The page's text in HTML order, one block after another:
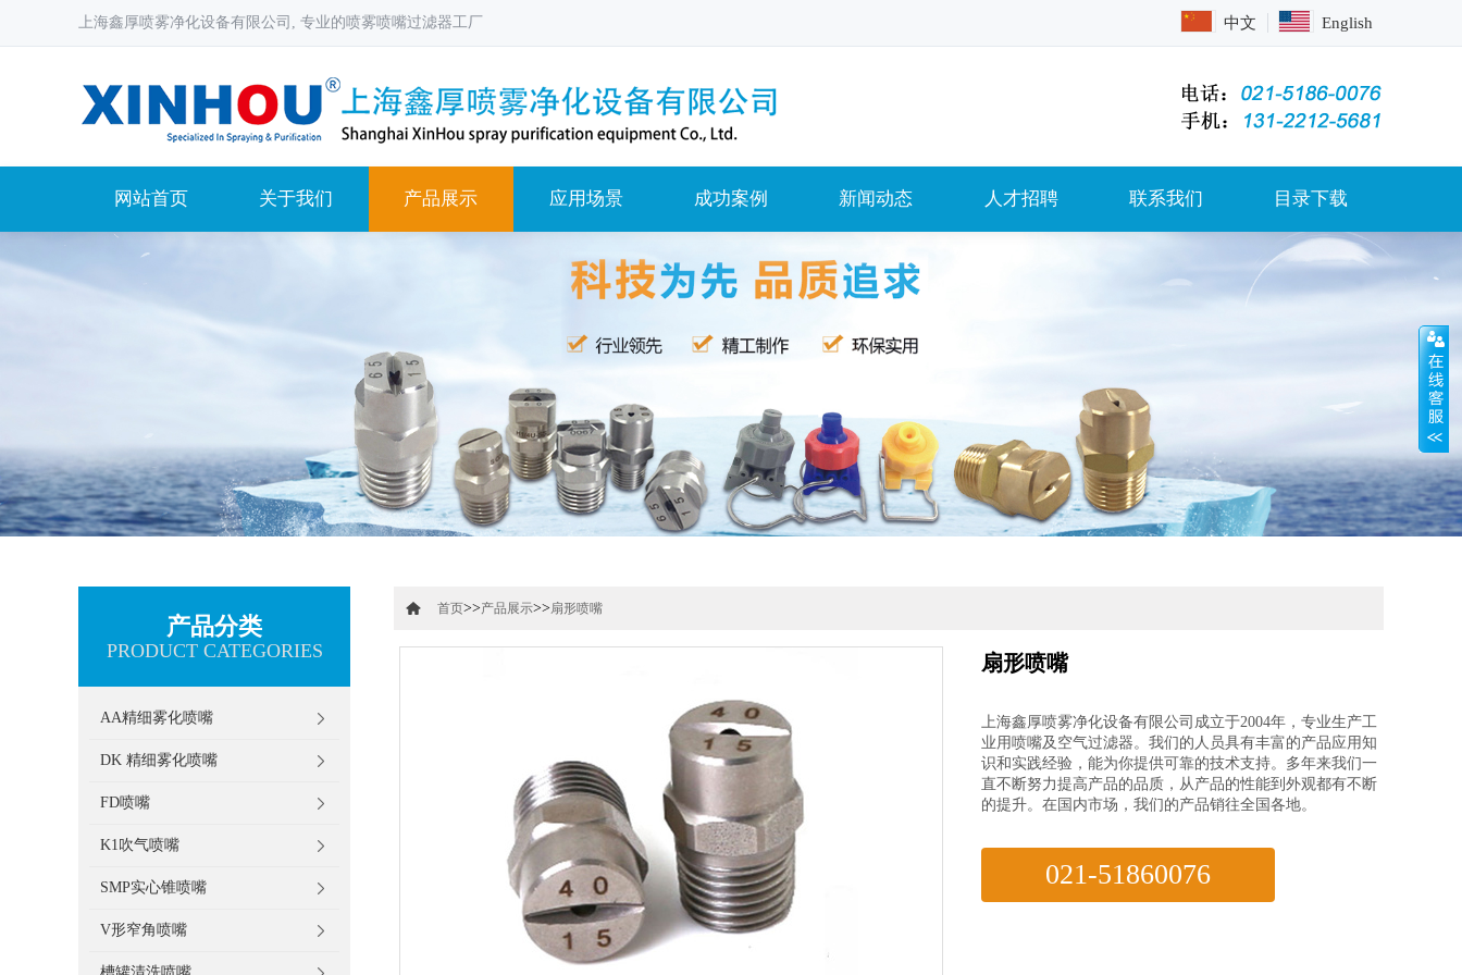
上海鑫厚喷雾净化设备有限公司, 专业的喷雾喷嘴过滤器工厂 中文 English
网站首页 关于我们 产品展示 应用场景 成功案例 新闻动态 人才招聘 联系我们 目录下载
产品分类
PRODUCT CATEGORIES
AA精细雾化喷嘴
DK 精细雾化喷嘴
FD喷嘴
K1吹气喷嘴
SMP实心锥喷嘴
V形窄角喷嘴
首页>>产品展示>>扇形喷嘴
扇形喷嘴
上海鑫厚喷雾净化设备有限公司成立于2004年，专业生产工
业用喷嘴及空气过滤器。我们的人员具有丰富的产品应用知
识和实践经验，能为你提供可靠的技术支持。多年来我们一
直不断努力提高产品的品质，从产品的性能到外观都有不断
的提升。在国内市场，我们的产品销往全国各地。
021-51860076